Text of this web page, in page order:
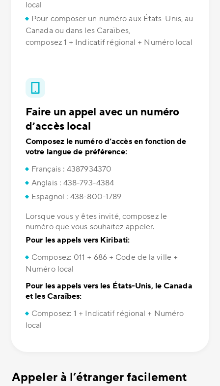
local
Pour composer un numéro aux États-Unis, au
Canada ou dans les Caraïbes,
composez 1 + Indicatif régional + Numéro local
Faire un appel avec un numéro
d’accès local
Composez le numéro d’accès en fonction de
votre langue de préférence:
Français : 4387934370
Anglais : 438-793-4384
Espagnol : 438-800-1789
Lorsque vous y êtes invité, composez le
numéro que vous souhaitez appeler.
Pour les appels vers Kiribati:
Composez: 011 + 686 + Code de la ville +
Numéro local
Pour les appels vers les États-Unis, le Canada
et les Caraïbes:
Composez: 1 + Indicatif régional + Numéro
local
Appeler à l’étranger facilement